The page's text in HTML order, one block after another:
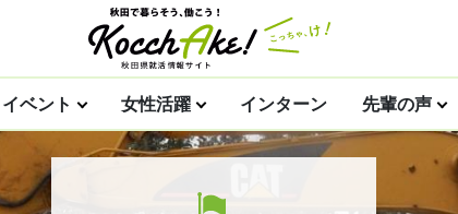
イベント 女性活躍 インターン 先輩の声